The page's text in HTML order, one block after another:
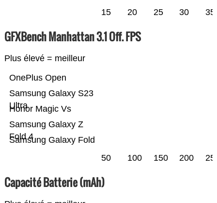
15 20 25 30 35
GFXBench Manhattan 3.1 Off. FPS
Plus élevé = meilleur
Samsung Galaxy Fold
Samsung Galaxy Z
Fold 4
Honor Magic Vs
Samsung Galaxy S23
Ultra
OnePlus Open
50 100 150 200
Capacité Batterie (mAh)